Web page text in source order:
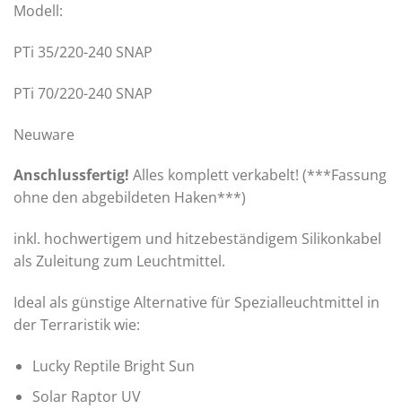
Modell:
PTi 35/220-240 SNAP
PTi 70/220-240 SNAP
Neuware
Anschlussfertig! Alles komplett verkabelt! (***Fassung
ohne den abgebildeten Haken***)
inkl. hochwertigem und hitzebeständigem Silikonkabel
als Zuleitung zum Leuchtmittel.
Ideal als günstige Alternative für Spezialleuchtmittel in
der Terraristik wie:
Lucky Reptile Bright Sun
Solar Raptor UV